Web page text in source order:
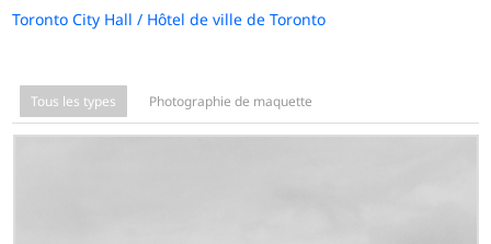
Toronto City Hall / Hôtel de ville de Toronto
Tous les types Photographie de maquette